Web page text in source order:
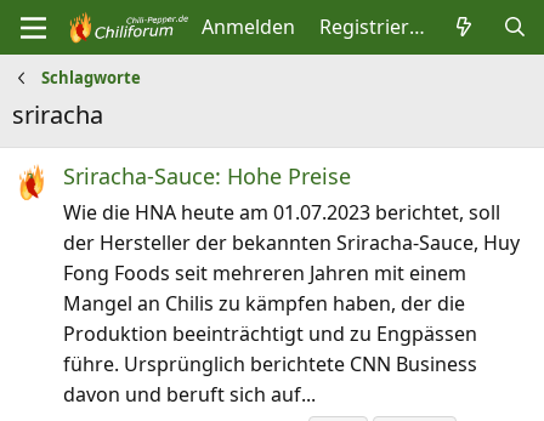
Anmelden Registrieren
Schlagworte
sriracha
Sriracha-Sauce: Hohe Preise
Wie die HNA heute am 01.07.2023 berichtet, soll
der Hersteller der bekannten Sriracha-Sauce, Huy
Fong Foods seit mehreren Jahren mit einem
Mangel an Chilis zu kämpfen haben, der die
Produktion beeinträchtigt und zu Engpässen
führe. Ursprünglich berichtete CNN Business
davon und beruft sich auf...